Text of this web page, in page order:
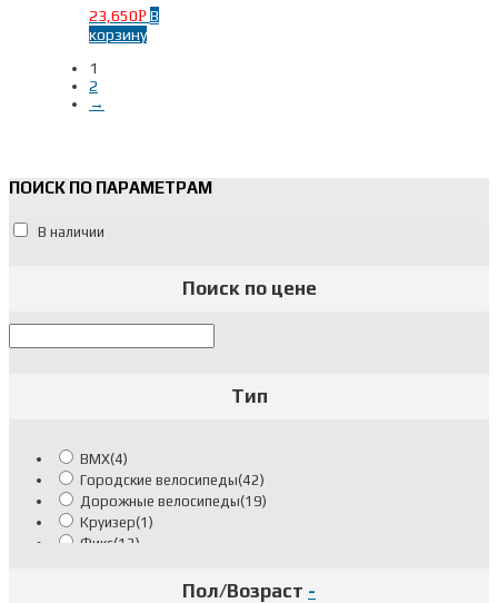
23,650Р В
корзину
1
2
→
ПОИСК ПО ПАРАМЕТРАМ
В наличии
Поиск по цене
Тип
BMX(4)
Городские велосипеды(42)
Дорожные велосипеды(19)
Круизер(1)
Фикс(12)
Горные двухподвес(2)
Пол/Возраст -